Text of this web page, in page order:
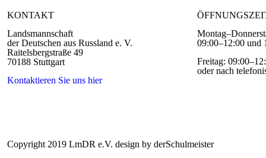
KONTAKT
Landsmannschaft
der Deutschen aus Russland e. V.
Raitelsbergstraße 49
70188 Stuttgart
Kontaktieren Sie uns hier
09:00–12:00 und
Freitag:
oder nach
Copyright 2019 LmDR e.V. design by derSchulmeister